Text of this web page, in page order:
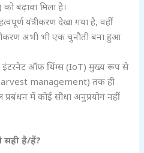
बढ़ावा मिला है।
यंत्रीकरण देखा गया है, वहीं
अभी भी एक चुनौती बना हुआ
इंटरनेट ऑफ थिंग्स (IoT) मुख्य रूप से
management) तक ही
में कोई सीधा अनुप्रयोग नहीं
सही है/हैं?